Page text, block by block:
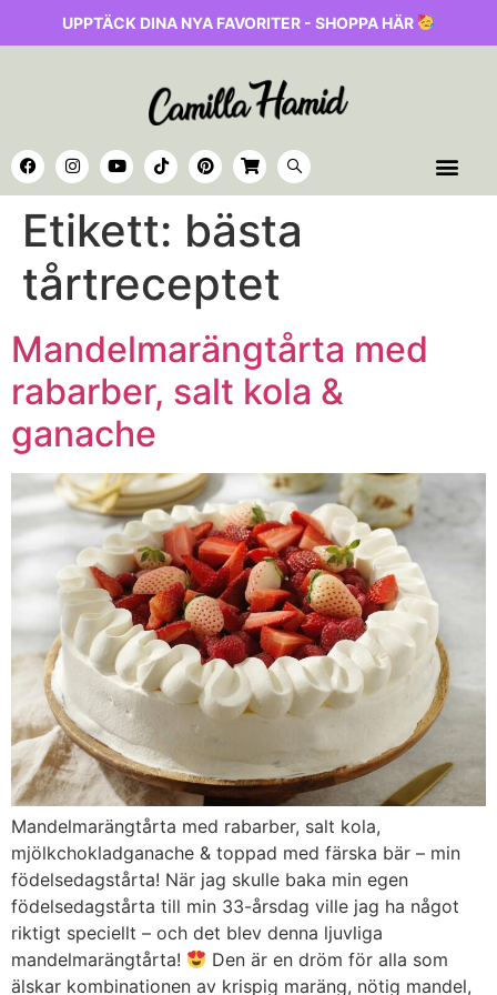
UPPTÄCK DINA NYA FAVORITER - SHOPPA HÄR
Etikett: bästa
tårtreceptet
Mandelmarängtårta med
rabarber, salt kola &
ganache
Mandelmarängtårta med rabarber, salt kola,
mjölkchokladganache & toppad med färska bär – min
födelsedagstårta! När jag skulle baka min egen
födelsedagstårta till min 33-årsdag ville jag ha något
riktigt speciellt – och det blev denna ljuvliga
mandelmarängtårta!
Den är en dröm för alla som
älskar kombinationen av krispig maräng, nötig mandel,